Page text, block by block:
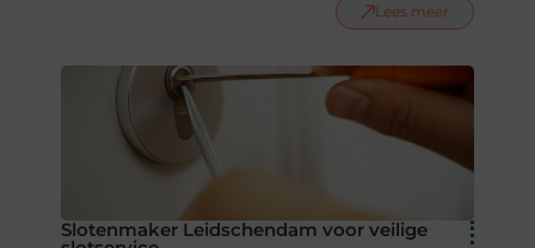
Lees meer
Slotenmaker Leidschendam voor veilige